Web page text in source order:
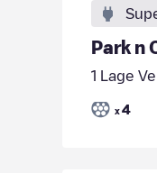
Park n
1 Lage
x 4